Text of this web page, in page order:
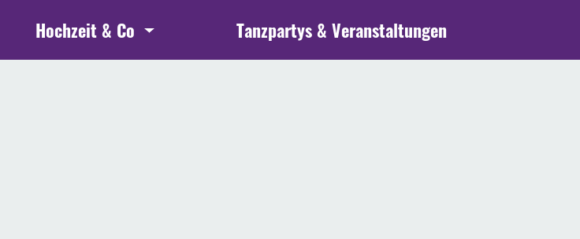
Hochzeit & Co Tanzpartys & Veranstaltungen